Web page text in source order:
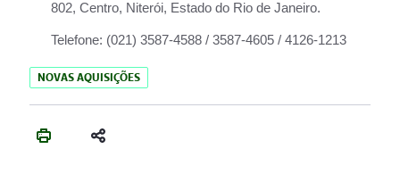
802, Centro, Niterói, Estado do Rio de Janeiro.
Telefone: (021) 3587-4588 / 3587-4605 / 4126-1213
NOVAS AQUISIÇÕES